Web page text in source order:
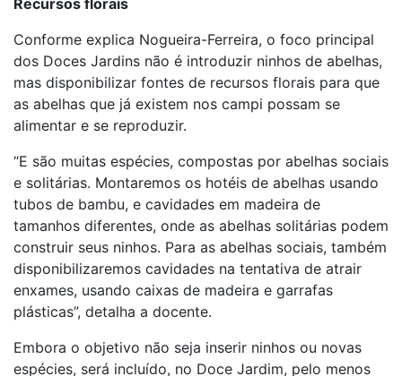
Conforme explica Nogueira-Ferreira, o foco principal
dos Doces Jardins não é introduzir ninhos de abelhas,
mas disponibilizar fontes de recursos florais para que
as abelhas que já existem nos campi possam se
alimentar e se reproduzir.
“E são muitas espécies, compostas por abelhas sociais
e solitárias. Montaremos os hotéis de abelhas usando
tubos de bambu, e cavidades em madeira de
tamanhos diferentes, onde as abelhas solitárias podem
construir seus ninhos. Para as abelhas sociais, também
disponibilizaremos cavidades na tentativa de atrair
enxames, usando caixas de madeira e garrafas
plásticas”, detalha a docente.
Embora o objetivo não seja inserir ninhos ou novas
espécies, será incluído, no Doce Jardim, pelo menos